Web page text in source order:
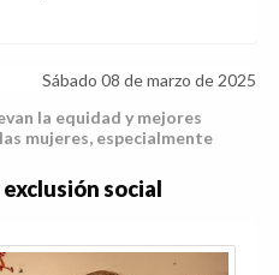
Sábado 08 de marzo de 2025
la equidad y mejores
mujeres, especialmente
social